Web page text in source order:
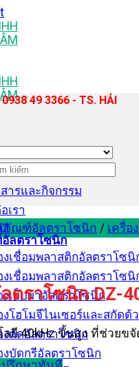
ารและกิจกรรม
เรา
า
ลตราโซนิก
งเชื่อมพลาสติกอัลตราโซนิ
งเชื่อมพลาสติกอัลตราโซ
งเย็บผ้าอัลตราโซนิก
งโฮโมจีไนเซอร์และสกัดด้
งตัดอัลตราโซนิก
งบัดกรีอัลตราโซนิก
49 3366 - TS. HẢI
ภัณฑ์อัลตราโซนิก / เครื่อ
ตราโซนิก DZ-
ยี 40kHz ขั้นสูง ที่ช่วยข